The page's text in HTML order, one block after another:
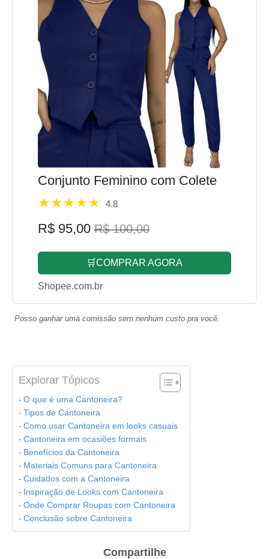
Conjunto Feminino com Colete
4.8
R$ 95,00 R$ 100,00
🛒COMPRAR AGORA
Shopee.com.br
Posso ganhar uma comissão sem nenhum custo pra você.
Explorar Tópicos
O que é uma Cantoneira?
Tipos de Cantoneira
Como usar Cantoneira em looks casuais
Cantoneira em ocasiões formais
Benefícios da Cantoneira
Materiais Comuns para Cantoneira
Cuidados com a Cantoneira
Inspiração de Looks com Cantoneira
Onde Comprar Roupas com Cantoneira
Conclusão sobre Cantoneira
Compartilhe